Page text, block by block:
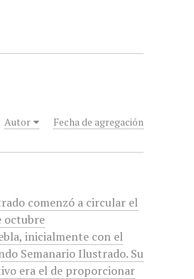
Autor Fecha de agregación
comenzó a circular el
octubre
inicialmente con el
Semanario Ilustrado. Su
era el de proporcionar